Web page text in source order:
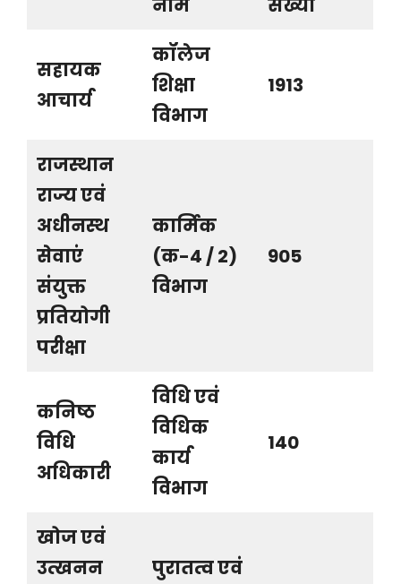
नाम
संख्या
सहायक
आचार्य
कॉलेज
शिक्षा
विभाग
1913
राजस्थान
राज्य एवं
अधीनस्थ
सेवाएं
संयुक्त
प्रतियोगी
परीक्षा
कार्मिक
(क-4 / 2)
विभाग
905
कनिष्ठ
विधि
अधिकारी
विधि एवं
विधिक
कार्य
विभाग
140
खोज एवं
उत्खनन
पुरातत्व एवं